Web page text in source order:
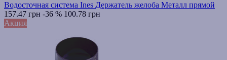
Водосточная система Ines Держатель желоба Металл прямой
157.47 грн -36 % 100.78 грн
Акция